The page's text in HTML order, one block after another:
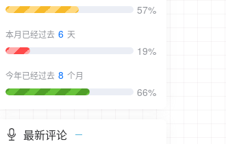
57%
本月已经过去 6 天
19%
今年已经过去 8 个月
66%
最新评论